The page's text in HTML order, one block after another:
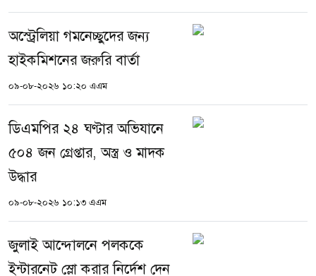
অস্ট্রেলিয়া গমনেচ্ছুদের জন্য
হাইকমিশনের জরুরি বার্তা
০৯-০৮-২০২৬ ১০:২০ এএম
ডিএমপির ২৪ ঘণ্টার অভিযানে
৫০৪ জন গ্রেপ্তার, অস্ত্র ও মাদক
উদ্ধার
০৯-০৮-২০২৬ ১০:১৩ এএম
জুলাই আন্দোলনে পলককে
ইন্টারনেট স্লো করার নির্দেশ দেন